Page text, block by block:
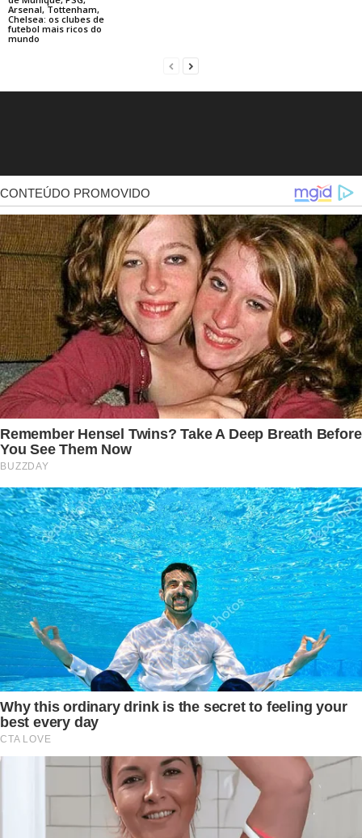
Arsenal, Tottenham,
Chelsea: os clubes de
futebol mais ricos do
mundo